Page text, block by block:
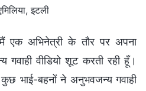
इटली
एक अभिनेत्री के तौर पर अपना
गवाही वीडियो शूट करती रही हूँ।
कुछ भाई-बहनों ने अनुभवजन्य गवाही